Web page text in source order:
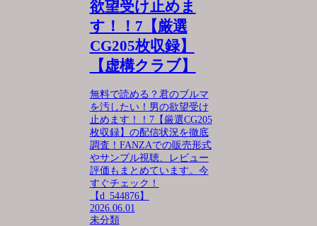
欲望受け止めま
す！！7【厳選
CG205枚収録】
【虚構クラブ】
無料で読める？君のブルマ
を汚したい！男の欲望受け
止めます！！7【厳選CG205
枚収録】の配信状況を徹底
調査！FANZAでの販売形式
やサンプル視聴、レビュー
評価もまとめています。今
すぐチェック！
【d_544876】
2026.06.01
未分類